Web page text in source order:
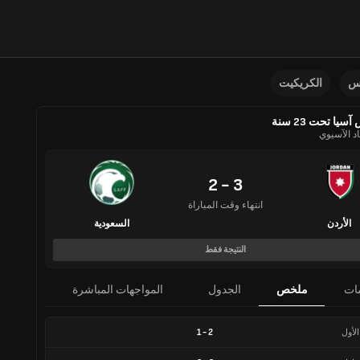
الكريكيت
تحت 23 سنة
الآسيوي
الأردن
3 - 2
انتهاء وقت المباراة
السعودية
النتيجة فقط
ملخص الجدول المواجهات المباشرة
2
-
1